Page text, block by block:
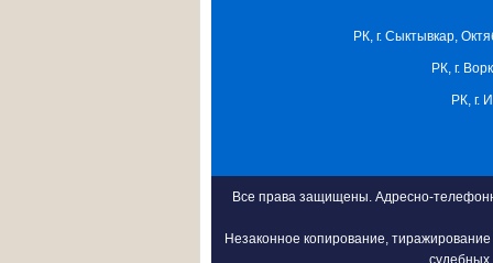
РК, г. Сыктывкар,
РК, г.
РК, г.
Все права защищены. Адресно-
Незаконное копирование,
судебных